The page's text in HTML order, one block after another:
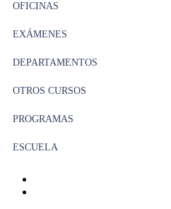
OFICINAS
EXÁMENES
DEPARTAMENTOS
OTROS CURSOS
PROGRAMAS
ESCUELA